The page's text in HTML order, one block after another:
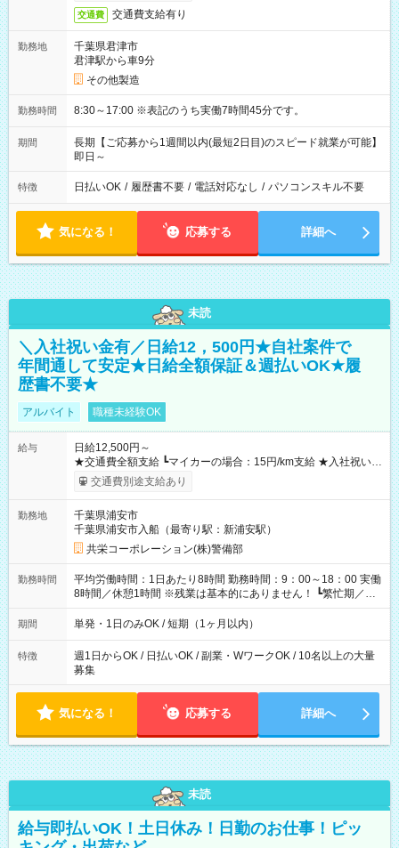
交通費 交通費支給有り
勤務地
千葉県君津市
君津駅から車9分
その他製造
勤務時間 8:30～17:00 ※表記のうち実働7時間45分です。
期間
長期【ご応募から1週間以内(最短2日目)のスピード就業が可能】
即日～
特徴 日払いOK / 履歴書不要 / 電話対応なし / パソコンスキル不要
気になる！ 応募する 詳細へ
未読
＼入社祝い金有／日給12，500円★自社案件で
年間通して安定★日給全額保証＆週払いOK★履
歴書不要★
アルバイト 職種未経験OK
給与
日給12,500円～
★交通費全額支給 ┗マイカーの場合：15円/km支給 ★入社祝い金
「5万円」あり ★残業手当 ┗残業代は別途全額支給いたします ---
1200円×7ｈ×4日間 （休憩2時間分も給与が発生します♪） 【試
用期間】試用期間あり 試用期間の長さ：3ヶ月 雇用形態、給与
は本採用時と同じです。
交通費別途支給あり
勤務地
千葉県浦安市
千葉県浦安市入船（最寄り駅：新浦安駅）
共栄コーポレーション(株)警備部
勤務時間
平均労働時間：1日あたり8時間 勤務時間：9：00～18：00 実働
8時間／休憩1時間 ※残業は基本的にありません！ ┗繁忙期／多
忙期にお願いする場合あり ┗残業代は別途全額支給いたします！
平均労働時間：1日あたり8時間 勤務時間：9：00～18：00 実働
忙期にお願いする場合あり ┗残業代は別途全額支給いたします！
期間 単発・1日のみOK / 短期（1ヶ月以内）
特徴
週1日からOK / 日払いOK / 副業・WワークOK / 10名以上の大量
募集
気になる！ 応募する 詳細へ
未読
給与即払いOK！土日休み！日勤のお仕事！ピッ